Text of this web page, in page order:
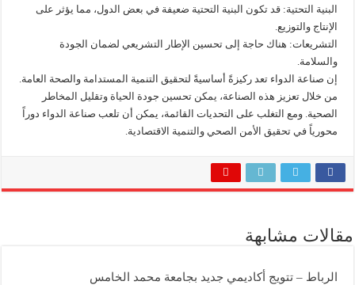
البنية التحتية: قد تكون البنية التحتية ضعيفة في بعض الدول، مما يؤثر على
الإنتاج والتوزيع.
التشريعات: هناك حاجة إلى تحسين الإطار التشريعي لضمان الجودة
والسلامة.
إن صناعة الدواء تعد ركيزةً أساسيةً لتحقيق التنمية المستدامة والصحة العامة.
من خلال تعزيز هذه الصناعة، يمكن تحسين جودة الحياة وتقليل المخاطر
الصحية. ومع التغلب على التحديات القائمة، يمكن أن تلعب صناعة الدواء دوراً
محورياً في تحقيق الأمن الصحي والتنمية الاقتصادية.
مقالات مشابهة
الرباط – تتويج أكاديمي جديد بجامعة محمد الخامس